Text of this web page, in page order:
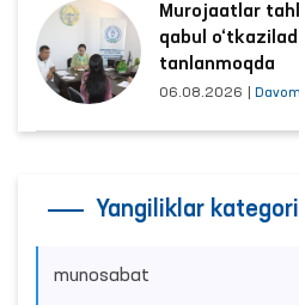
Murojaatlar
qabul
tanlanmoqda
06.08.2026
Yangiliklar
munosabat